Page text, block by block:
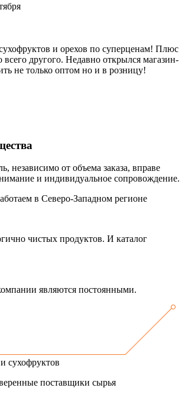
и орехов по суперценам! Плюс
другого. Недавно открылся магазин-
не только оптом но и в розницу!
независимо от объема заказа, вправе
и индивидуальное сопровождение.
в Северо-Западном регионе
чистых продуктов. И каталог
являются постоянными.
поставщики сырья